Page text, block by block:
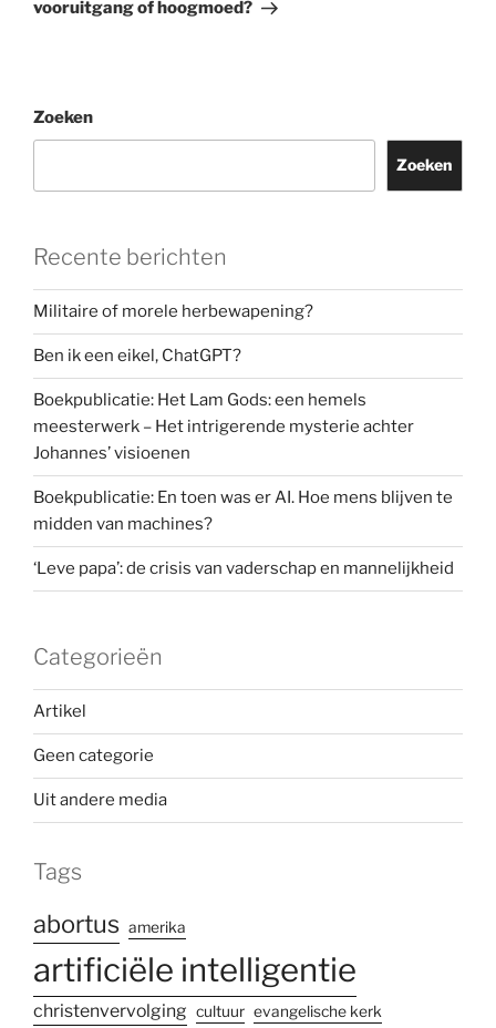
vooruitgang of hoogmoed?
Zoeken
Zoeken
Recente berichten
Militaire of morele herbewapening?
Ben ik een eikel, ChatGPT?
Boekpublicatie: Het Lam Gods: een hemels
meesterwerk – Het intrigerende mysterie achter
Johannes’ visioenen
Boekpublicatie: En toen was er AI. Hoe mens blijven te
midden van machines?
‘Leve papa’: de crisis van vaderschap en mannelijkheid
Categorieën
Artikel
Geen categorie
Uit andere media
Tags
abortus amerika
artificiële intelligentie
christenvervolging cultuur evangelische kerk